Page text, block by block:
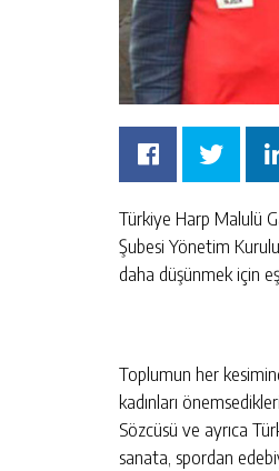
Türkiye Harp Malulü
Şubesi Yönetim
daha düşünmek için
Toplumun her
kadınları
Sözcüsü ve ayrıca
sanata, spordan